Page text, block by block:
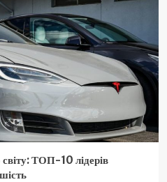
ТОП-10 лідерів